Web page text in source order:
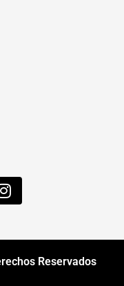
Reservados